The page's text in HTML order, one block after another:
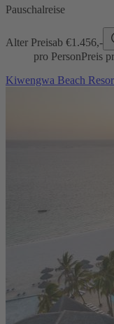
Pauschalreise
Alter Preisab €1.456,-
pro PersonPreis
Kiwengwa Beach